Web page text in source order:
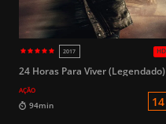
24 Horas Para Viver (Legendado)
AÇÃO